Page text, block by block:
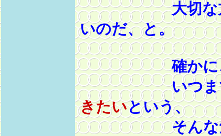
大切な方に
いのだ、と。
確かに
いつまで
きたいという、
そんな気持